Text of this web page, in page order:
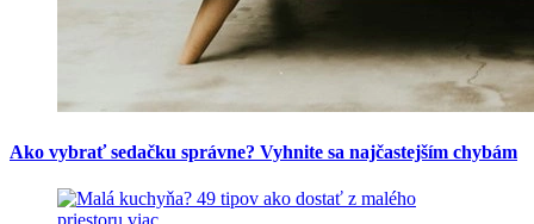
Ako vybrať sedačku správne? Vyhnite sa najčastejším chybám